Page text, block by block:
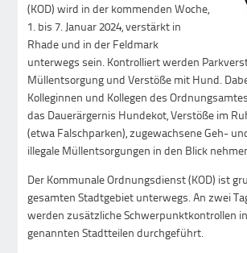
(KOD) wird in der kommenden Woche,
1. bis 7. Januar 2024, verstärkt in
Rhade und in der Feldmark
unterwegs sein. Kontrolliert werden
Müllentsorgung und Verstöße mit Hund.
Kolleginnen und Kollegen des
das Dauerärgernis Hundekot, Verstöße im
(etwa Falschparken), zugewachsene Geh-
illegale Müllentsorgungen in den Blick
Der Kommunale Ordnungsdienst (KOD) ist
gesamten Stadtgebiet unterwegs. An zwei
werden zusätzliche Schwerpunktkontrollen
genannten Stadtteilen durchgeführt.